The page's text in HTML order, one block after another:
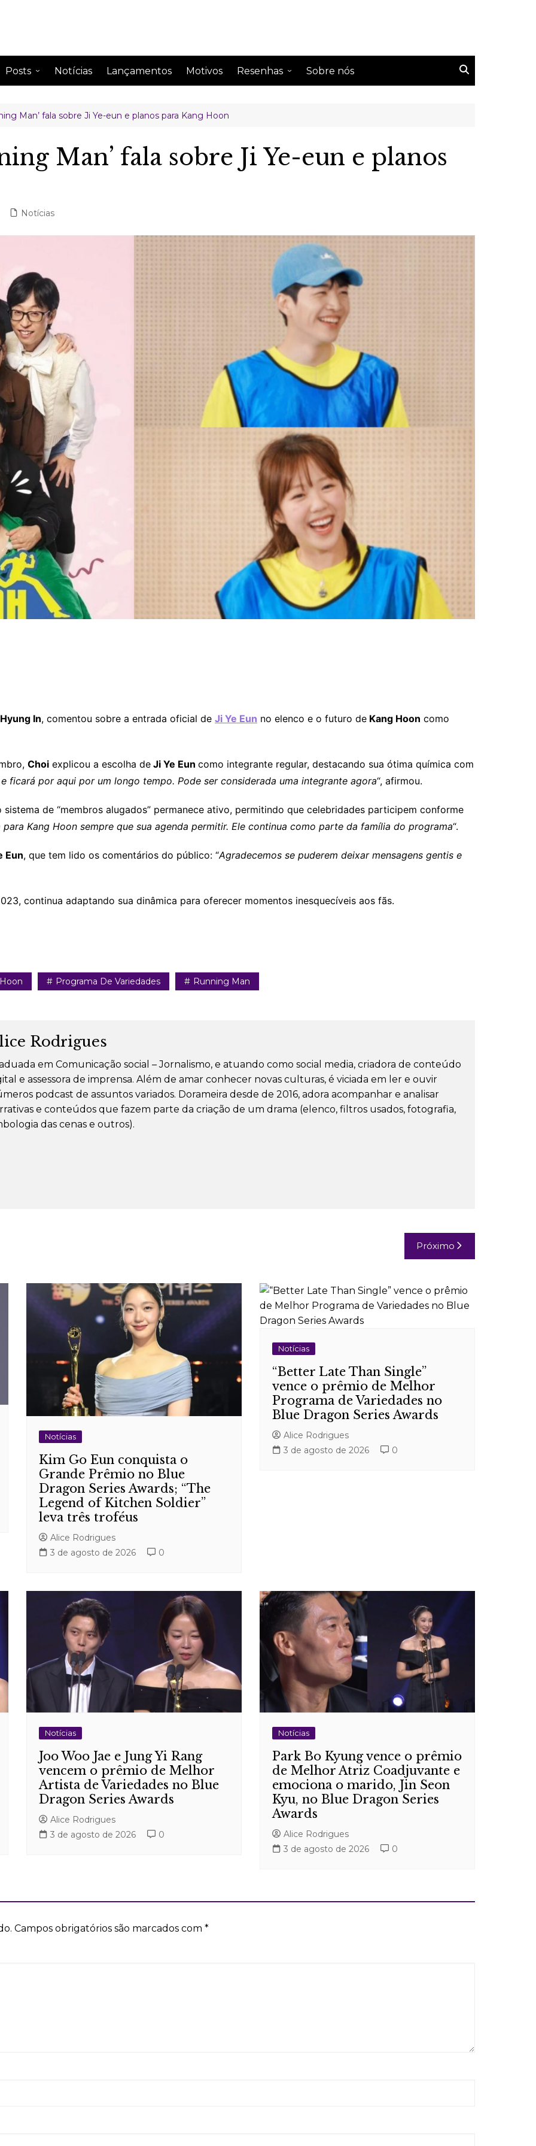
Posts
Comentando
Impressão semanal
Notícias Lançamentos Motivos Resenhas
Dramas Taiwaneses
Sobre nós
Man’ fala sobre Ji Ye-eun e planos para Kang Hoon
Man’ fala sobre Ji Ye-eun e planos
Notícias
In, comentou sobre a entrada oficial de Ji Ye Eun no elenco e o futuro de Kang Hoon como
Choi explicou a escolha de Ji Ye Eun como integrante regular, destacando sua ótima química com
ficará por aqui por um longo tempo. Pode ser considerada uma integrante agora“, afirmou.
de “membros alugados” permanece ativo, permitindo que celebridades participem conforme
Kang Hoon sempre que sua agenda permitir. Ele continua como parte da família do programa“.
Eun, que tem lido os comentários do público: “Agradecemos se puderem deixar mensagens gentis e
continua adaptando sua dinâmica para oferecer momentos inesquecíveis aos fãs.
Programa De Variedades Running Man
Rodrigues
em Comunicação social – Jornalismo, e atuando como social media, criadora de conteúdo
e assessora de imprensa. Além de amar conhecer novas culturas, é viciada em ler e ouvir
podcast de assuntos variados. Dorameira desde de 2016, adora acompanhar e analisar
e conteúdos que fazem parte da criação de um drama (elenco, filtros usados, fotografia,
das cenas e outros).
Próximo
Notícias
Kim Go Eun conquista o
Grande Prêmio no Blue
Dragon Series Awards; “The
Legend of Kitchen Soldier”
leva três troféus
Alice Rodrigues
3 de agosto de 2026
0
Notícias
“Better Late Than Single”
vence o prêmio de Melhor
Programa de Variedades no
Blue Dragon Series Awards
Alice Rodrigues
3 de agosto de 2026
0
Notícias
Joo Woo Jae e Jung Yi Rang
vencem o prêmio de Melhor
Artista de Variedades no Blue
Dragon Series Awards
Alice Rodrigues
3 de agosto de 2026
0
Notícias
Park Bo Kyung vence o prêmio
de Melhor Atriz Coadjuvante e
emociona o marido, Jin Seon
Kyu, no Blue Dragon Series
Awards
Alice Rodrigues
3 de agosto de 2026
0
Campos obrigatórios são marcados com *